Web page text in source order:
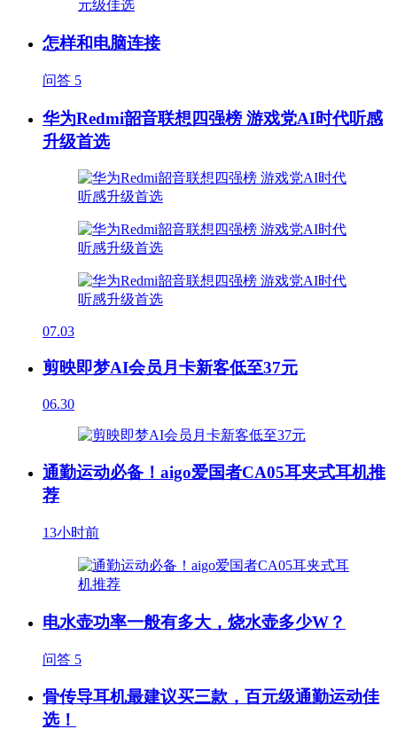
怎样和电脑连接
问答 5
华为Redmi韶音联想四强榜 游戏党AI时代听感
升级首选
07.03
剪映即梦AI会员月卡新客低至37元
06.30
通勤运动必备！aigo爱国者CA05耳夹式耳机推
荐
13小时前
电水壶功率一般有多大，烧水壶多少W？
问答 5
骨传导耳机最建议买三款，百元级通勤运动佳
选！